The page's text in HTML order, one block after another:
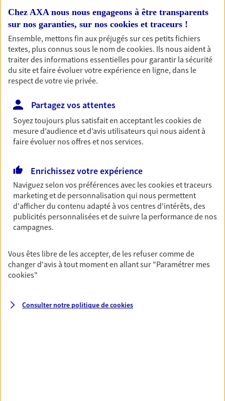
Garantie Accidents de la Vie
Bricoleuse, féru de jardinage, pâtissier en herbe
ou grande lectrice… personne n'est à l'abri d'un
accident du quotidien. Avec Ma Protection
Accident, protégez votre qualité de vie et vos
revenus.
Découvrir l'offre Garantie Accidents de la Vie
OBTENIR UN TARIF EN LIGNE
Multirisque Entreprise
Gagnez en simplicité et en sérénité avec votre
assurance multirisque entreprise. Un contrat
unique pour protéger vos locaux, matériels pro,
équipements et stocks… sans oublier votre
responsabilité civile.
DEMANDER UN DEVIS
VOIR TOUTES NOS OFFRES
Chez AXA nous nous engageons à être transparents
sur nos garanties, sur nos cookies et traceurs !
Ensemble, mettons fin aux préjugés sur ces petits fichiers
textes, plus connus sous le nom decookies. Ils nous aident à
traiter des informations essentielles pour garantir la sécurité
du site et faire évoluer votre expérience en ligne, dans le
respect de votre vie privée.
Partagez vos attentes
Soyez toujours plus satisfait en acceptant lescookiesde
mesure d’audience et d’avis utilisateurs qui nous aident à
faire évoluer nos offres et nos services.
Enrichissez votre expérience
Naviguez selon vos préférences avec lescookies et traceurs
marketing et de personnalisation qui nous permettent
d'afficher du contenu adapté à vos centres d'intérêts, des
publicités personnalisées et de suivre la performance de nos
campagnes.
Vous êtes libre de les accepter, de les refuser comme de
changer d'avis à tout moment en allant sur "Paramétrer mes
cookies"
Consulter notre politique decookies